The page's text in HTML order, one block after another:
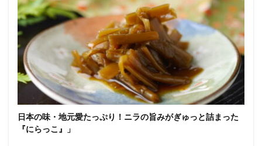
日本の味・地元愛たっぷり！ニラの旨みがぎゅっと詰まった
『にらっこ』」